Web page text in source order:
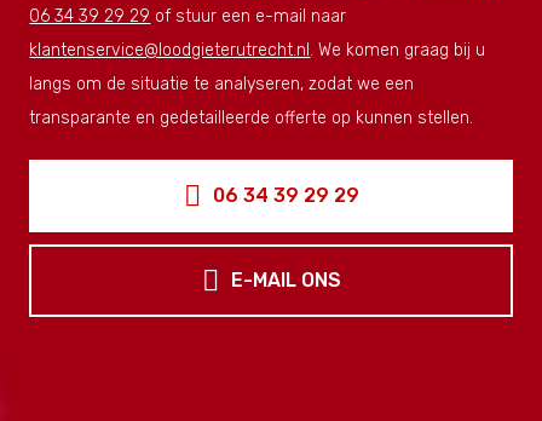
06 34 39 29 29 of stuur een e-mail naar
klantenservice@loodgieterutrecht.nl . We komen graag bij u
langs om de situatie te analyseren, zodat we een
transparante en gedetailleerde offerte op kunnen stellen.
06 34 39 29 29
E-MAIL ONS